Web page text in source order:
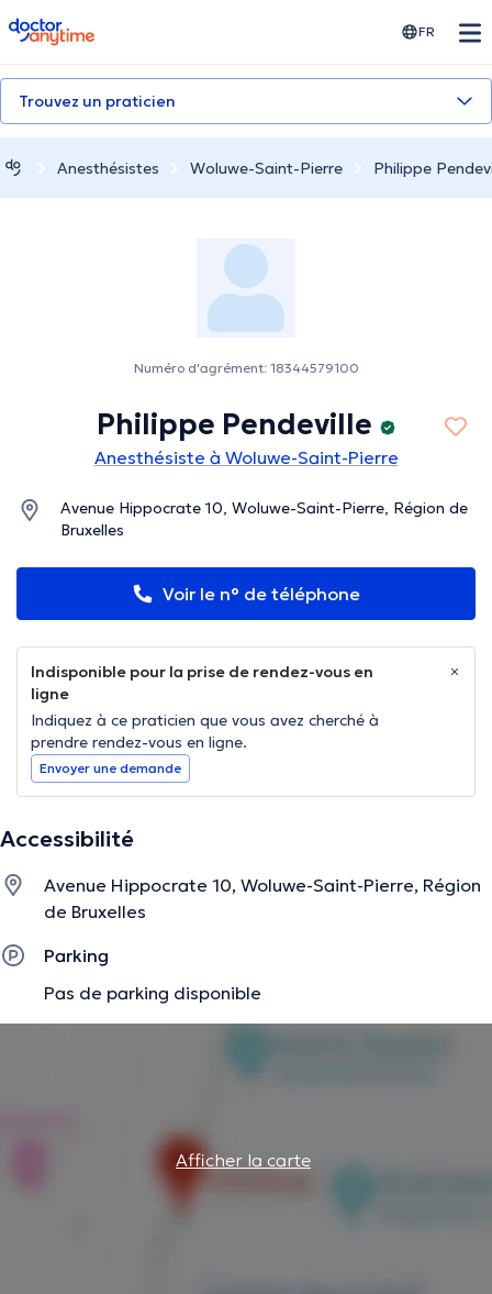
doctoranytime FR
Trouvez un praticien
Anesthésistes Woluwe-Saint-Pierre Philippe
Numéro d'agrément: 18344579100
Philippe Pendeville
Anesthésiste à Woluwe-Saint-Pierre
Avenue Hippocrate 10, Woluwe-Saint-Pierre, Région de
Bruxelles
Voir le n° de téléphone
Indisponible pour la prise de rendez-vous en
ligne
Indiquez à ce praticien que vous avez cherché à
prendre rendez-vous en ligne.
Envoyer une demande
Accessibilité
Avenue Hippocrate 10, Woluwe-Saint-Pierre, Région
de Bruxelles
Parking
Pas de parking disponible
Afficher la carte